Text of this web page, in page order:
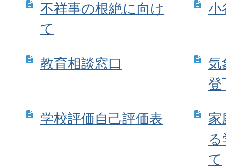
不祥事の根絶に向け
て
小
教育相談窓口
気
登
学校評価自己評価表
家
て